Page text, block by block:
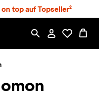
on top auf Topseller²